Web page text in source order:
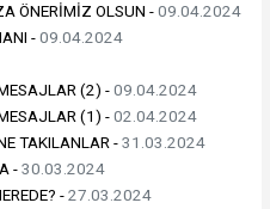
ÖNERİMİZ OLSUN -09.04.2024
-09.04.2024
(2) -09.04.2024
(1) -02.04.2024
TAKILANLAR -31.03.2024
-30.03.2024
-27.03.2024